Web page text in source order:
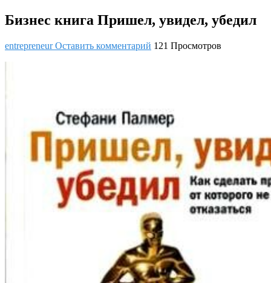
Бизнес книга Пришел, увидел, убедил
entrepreneurОставить комментарий 121 Просмотров